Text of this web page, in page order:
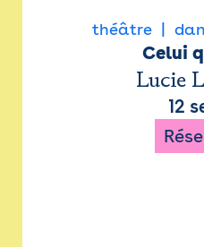
théâtre
Celui
Lucie
12